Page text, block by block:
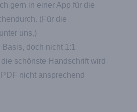
gern in einer App für die
(Für die
uns.)
doch nicht 1:1
schönste Handschrift wird
nicht ansprechend